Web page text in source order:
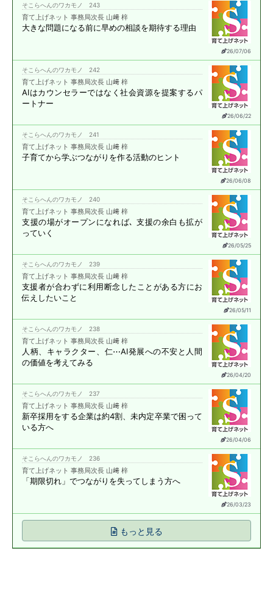
26/07/06
そこらへんのワカモノ 243
育て上げネット 事務局次長 山﨑 梓
大きな問題になる前に早めの相談を期待する理由
26/06/22
そこらへんのワカモノ 242
育て上げネット 事務局次長 山﨑 梓
AIはカウンセラーではなく社会資源を提案するパ
ートナー
26/06/08
そこらへんのワカモノ 241
育て上げネット 事務局次長 山﨑 梓
子育てから学ぶつながりを作る活動のヒント
26/05/25
そこらへんのワカモノ 240
育て上げネット 事務局次長 山﨑 梓
支援の場がオープンになれば､支援の余白も拡が
っていく
26/05/11
そこらへんのワカモノ 239
育て上げネット 事務局次長 山﨑 梓
支援者が合わずに利用断念したことがある方にお
伝えしたいこと
26/04/20
そこらへんのワカモノ 238
育て上げネット 事務局次長 山﨑 梓
人柄、キャラクター、仁⋯AI発展への不安と 人間
の価値を考えてみる
26/04/06
そこらへんのワカモノ 237
育て上げネット 事務局次長 山﨑 梓
新卒採用をする企業は約4割、未内定卒業で困って
いる方へ
26/03/23
そこらへんのワカモノ 236
育て上げネット 事務局次長 山﨑 梓
「期限切れ」でつながりを失ってしまう方へ
もっと見る